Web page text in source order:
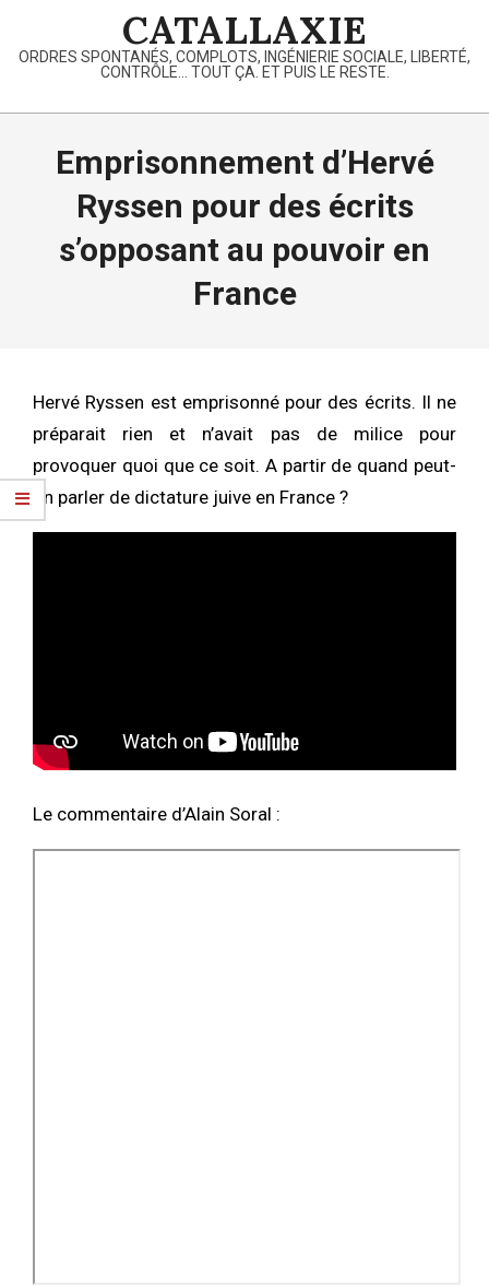
content
CATALLAXIE
ORDRES SPONTANÉS, COMPLOTS, INGÉNIERIE SOCIALE, LIBERTÉ,
CONTRÔLE… TOUT ÇA. ET PUIS LE RESTE.
Primary
Emprisonnement d’Hervé
Ryssen pour des écrits
s’opposant au pouvoir en
France
Hervé Ryssen est emprisonné pour des écrits. Il ne
préparait rien et n’avait pas de milice pour
provoquer quoi que ce soit. A partir de quand peut-
on parler de dictature juive en France ?
Le commentaire d’Alain Soral :